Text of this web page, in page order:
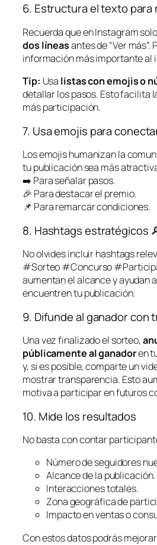
6. Estructura el texto para
Recuerda que en Instagram
dos líneasantes de “Ver
información más importante al
Tip: Usa listas con emojis o
detallar los pasos. Esto facilita
más participación.
7. Usa emojis para
Los emojis humanizan la
tu publicación sea más
➡️ Para señalar pasos.
🎉 Para destacar el premio.
📌 Para remarcar condiciones.
8. Hashtags estratégicos
No olvides incluir hashtags
#Sorteo #Concurso
aumentan el alcance y ayudan
encuentren tu publicación.
9. Difunde al ganador con
Una vez finalizado el sorteo,
públicamente al ganadoren
y, si es posible, comparte un
mostrar transparencia. Esto
motiva a participar en futuros
10. Mide los resultados
No basta con contar
Número de seguidores
Alcance de la publicación.
Interacciones totales.
Zona geográfica de
Impacto en ventas o
Con estos datos podrás